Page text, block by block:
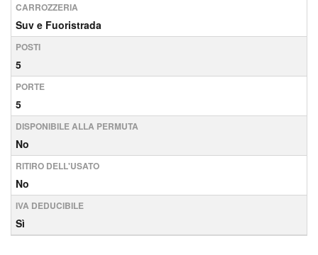
CARROZZERIA
Suv e Fuoristrada
POSTI
5
PORTE
5
DISPONIBILE ALLA PERMUTA
No
RITIRO DELL'USATO
No
IVA DEDUCIBILE
Sì